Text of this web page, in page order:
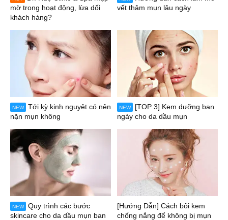
mờ trong hoạt động, lừa dối
khách hàng?
vết thâm mụn lâu ngày
NEW
Tới kỳ kinh nguyệt có nên
nặn mụn không
NEW
[TOP 3] Kem dưỡng ban
ngày cho da dầu mụn
NEW
Quy trình các bước
skincare cho da dầu mụn ban
[Hướng Dẫn] Cách bôi kem
chống nắng để không bị mụn